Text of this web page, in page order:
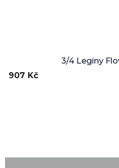
3/4 Legíny
907 Kč